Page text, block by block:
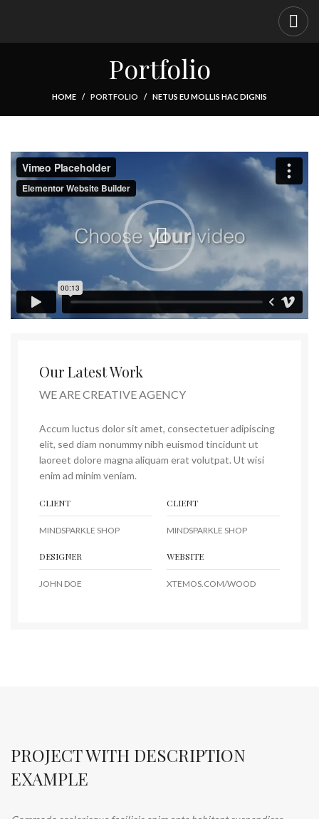
Portfolio
HOME PORTFOLIO NETUS EU MOLLIS HAC DIGNIS
Our Latest Work
WE ARE CREATIVE AGENCY
Accum luctus dolor sit amet, consectetuer adipiscing
elit, sed diam nonummy nibh euismod tincidunt ut
laoreet dolore magna aliquam erat volutpat. Ut wisi
enim ad minim veniam.
CLIENT
MINDSPARKLE SHOP
CLIENT
MINDSPARKLE SHOP
DESIGNER
JOHN DOE
WEBSITE
XTEMOS.COM/WOOD
PROJECT WITH DESCRIPTION
EXAMPLE